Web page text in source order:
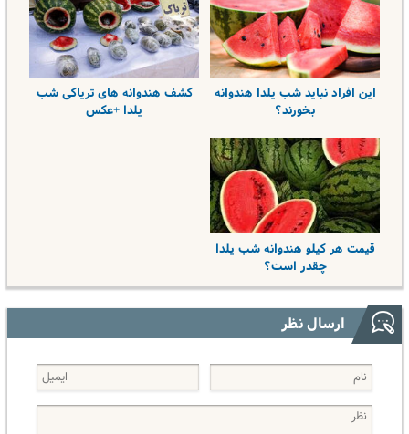
این افراد نباید شب یلدا هندوانه
بخورند؟
کشف هندوانه های تریاکی شب
یلدا +عکس
قیمت هر کیلو هندوانه شب یلدا
چقدر است؟
ارسال نظر